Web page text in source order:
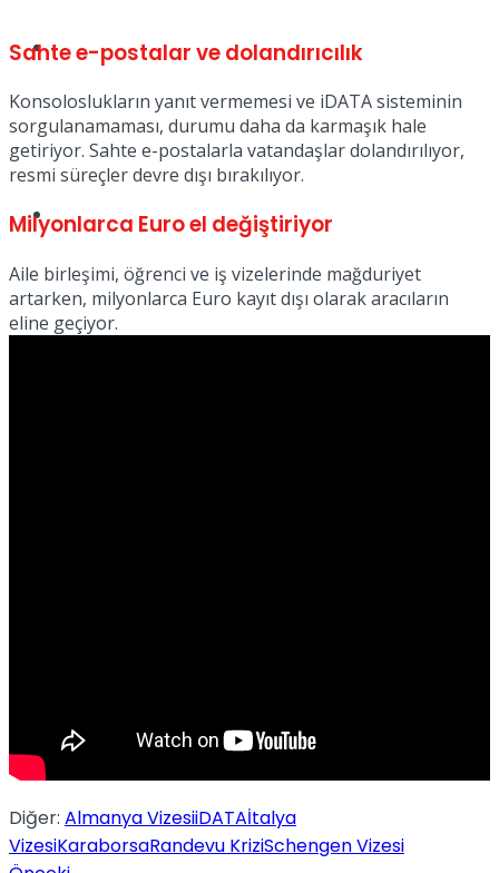
Sinema
Tatil
Sahte e-postalar ve dolandırıcılık
Konsoloslukların yanıt vermemesi ve iDATA sisteminin
sorgulanamaması, durumu daha da karmaşık hale
getiriyor. Sahte e-postalarla vatandaşlar dolandırılıyor,
resmi süreçler devre dışı bırakılıyor.
Milyonlarca Euro el değiştiriyor
Aile birleşimi, öğrenci ve iş vizelerinde mağduriyet
artarken, milyonlarca Euro kayıt dışı olarak aracıların
eline geçiyor.
Diğer: Almanya VizesiiDATAİtalya
VizesiKaraborsaRandevu KriziSchengen Vizesi